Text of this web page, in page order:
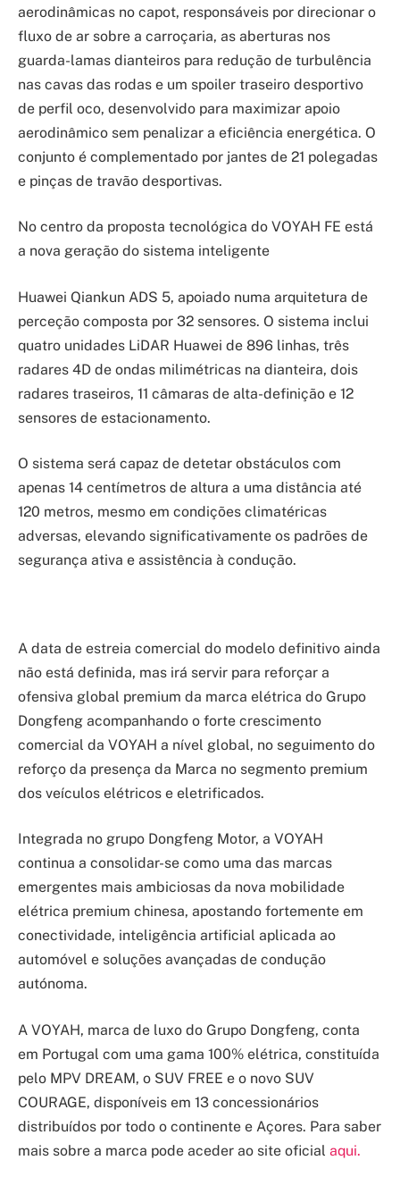
aerodinâmicas no capot, responsáveis por direcionar o
fluxo de ar sobre a carroçaria, as aberturas nos
guarda-lamas dianteiros para redução de turbulência
nas cavas das rodas e um spoiler traseiro desportivo
de perfil oco, desenvolvido para maximizar apoio
aerodinâmico sem penalizar a eficiência energética. O
conjunto é complementado por jantes de 21 polegadas
e pinças de travão desportivas.
No centro da proposta tecnológica do VOYAH FE está
a nova geração do sistema inteligente
Huawei Qiankun ADS 5, apoiado numa arquitetura de
perceção composta por 32 sensores. O sistema inclui
quatro unidades LiDAR Huawei de 896 linhas, três
radares 4D de ondas milimétricas na dianteira, dois
radares traseiros, 11 câmaras de alta-definição e 12
sensores de estacionamento.
O sistema será capaz de detetar obstáculos com
apenas 14 centímetros de altura a uma distância até
120 metros, mesmo em condições climatéricas
adversas, elevando significativamente os padrões de
segurança ativa e assistência à condução.
A data de estreia comercial do modelo definitivo ainda
não está definida, mas irá servir para reforçar a
ofensiva global premium da marca elétrica do Grupo
Dongfeng acompanhando o forte crescimento
comercial da VOYAH a nível global, no seguimento do
reforço da presença da Marca no segmento premium
dos veículos elétricos e eletrificados.
Integrada no grupo Dongfeng Motor, a VOYAH
continua a consolidar-se como uma das marcas
emergentes mais ambiciosas da nova mobilidade
elétrica premium chinesa, apostando fortemente em
conectividade, inteligência artificial aplicada ao
automóvel e soluções avançadas de condução
autónoma.
A VOYAH, marca de luxo do Grupo Dongfeng, conta
em Portugal com uma gama 100% elétrica, constituída
pelo MPV DREAM, o SUV FREE e o novo SUV
COURAGE, disponíveis em 13 concessionários
distribuídos por todo o continente e Açores. Para saber
mais sobre a marca pode aceder ao site oficial aqui.